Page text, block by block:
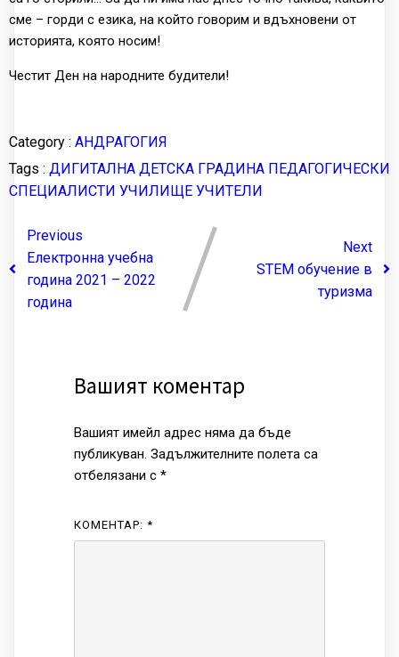
сме – горди с езика, на който говорим и вдъхновени от
историята, която носим!
Честит Ден на народните будители!
Category : АНДРАГОГИЯ
Tags : ДИГИТАЛНА ДЕТСКА ГРАДИНА ПЕДАГОГИЧЕСКИ
СПЕЦИАЛИСТИ УЧИЛИЩЕ УЧИТЕЛИ
Previous
Електронна учебна
година 2021 – 2022
година
Next
STEM обучение в
туризма
Вашият коментар
Вашият имейл адрес няма да бъде
публикуван. Задължителните полета са
отбелязани с *
КОМЕНТАР: *